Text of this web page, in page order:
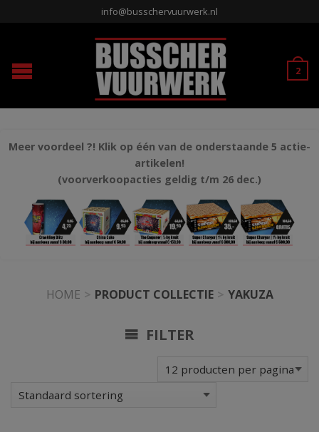
info@busschervuurwerk.nl
2
Meer voordeel ?! Klik op één van de onderstaande 5 actie-
artikelen!
(voorverkoopacties geldig t/m 26 dec.)
HOME > PRODUCT COLLECTIE > YAKUZA
FILTER